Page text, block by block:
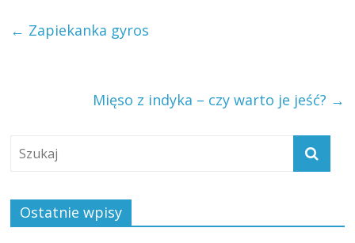
← Zapiekanka gyros
Mięso z indyka – czy warto je jeść? →
Ostatnie wpisy